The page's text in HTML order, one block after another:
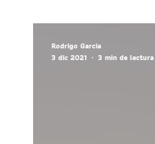
Rodrigo Garcia
3 dic 2021
3 min de lectura